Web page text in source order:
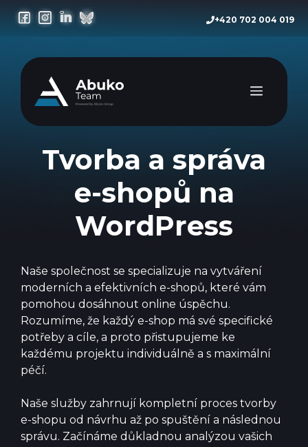
Přeskočit
+420 702 004 019
Menu
Tvorba a správa
e-shopů na
WordPress
Naše společnost se specializuje na vytváření
moderních a efektivních e-shopů, které vám
pomohou dosáhnout online úspěchu.
Rozumíme, že každý e-shop má své specifické
potřeby a cíle, a proto přistupujeme ke
každému projektu individuálně a s maximální
péčí.
Naše služby zahrnují kompletní proces tvorby
e-shopu od návrhu až po spuštění a následnou
správu. Začínáme důkladnou analýzou vašich